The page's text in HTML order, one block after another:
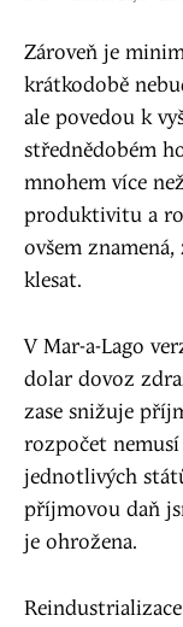
Zároveň je
krátkodobě
ale povedou k
střednědobém
mnohem více
produktivitu a
ovšem
klesat.
V Mar-a-Lago
dolar dovoz
zase snižuje
rozpočet
jednotlivých
příjmovou daň
je ohrožena.